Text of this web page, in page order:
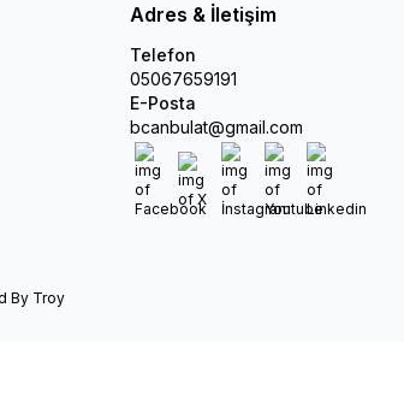
Adres & İletişim
Telefon
05067659191
E-Posta
bcanbulat@gmail.com
Facebook
X İnstagram
Youtube